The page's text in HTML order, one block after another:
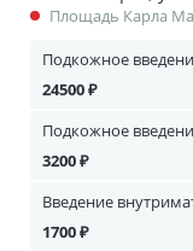
Площадь Карла
Подкожное
24500 ₽
Подкожное
3200 ₽
Введение
1700 ₽